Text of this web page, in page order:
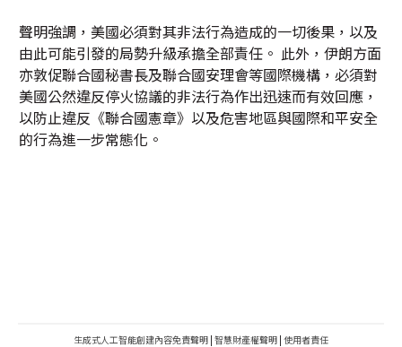
聲明強調，美國必須對其非法行為造成的一切後果，以及
由此可能引發的局勢升級承擔全部責任。 此外，伊朗方面
亦敦促聯合國秘書長及聯合國安理會等國際機構，必須對
美國公然違反停火協議的非法行為作出迅速而有效回應，
以防止違反《聯合國憲章》以及危害地區與國際和平安全
的行為進一步常態化。
生成式人工智能創建內容免責聲明 | 智慧財產權聲明 | 使用者責任